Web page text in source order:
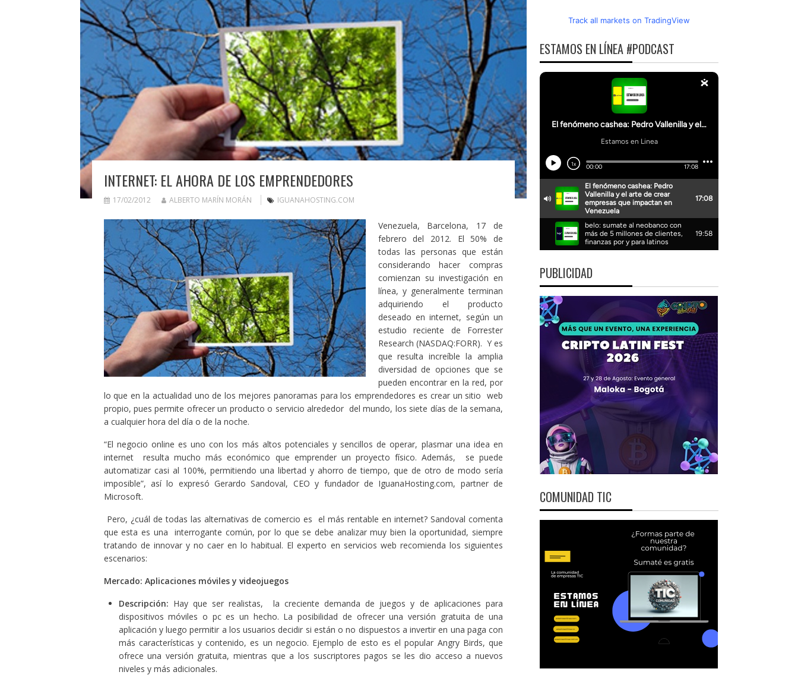
INTERNET: EL AHORA DE LOS EMPRENDEDORES
17/02/2012 ALBERTO MARÍN MORÁN IGUANAHOSTING.COM
Venezuela, Barcelona, 17 de
febrero del 2012. El 50% de
todas las personas que están
considerando hacer compras
comienzan su investigación en
línea, y generalmente terminan
adquiriendo el producto
deseado en internet, según un
estudio reciente de Forrester
Research (NASDAQ:FORR). Y es
que resulta increíble la amplia
diversidad de opciones que se
pueden encontrar en la red, por
lo que en la actualidad uno de los mejores panoramas para los emprendedores es crear un sitio web
propio, pues permite ofrecer un producto o servicio alrededor del mundo, los siete días de la semana,
a cualquier hora del día o de la noche.
“El negocio online es uno con los más altos potenciales y sencillos de operar, plasmar una idea en
internet resulta mucho más económico que emprender un proyecto físico. Además, se puede
automatizar casi al 100%, permitiendo una libertad y ahorro de tiempo, que de otro de modo sería
imposible”, así lo expresó Gerardo Sandoval, CEO y fundador de IguanaHosting.com, partner de
Microsoft.
Pero, ¿cuál de todas las alternativas de comercio es el más rentable en internet? Sandoval comenta
que esta es una interrogante común, por lo que se debe analizar muy bien la oportunidad, siempre
tratando de innovar y no caer en lo habitual. El experto en servicios web recomienda los siguientes
escenarios:
Mercado: Aplicaciones móviles y videojuegos
Descripción: Hay que ser realistas, la creciente demanda de juegos y de aplicaciones para
dispositivos móviles o pc es un hecho. La posibilidad de ofrecer una versión gratuita de una
aplicación y luego permitir a los usuarios decidir si están o no dispuestos a invertir en una paga con
más características y contenido, es un negocio. Ejemplo de esto es el popular Angry Birds, que
ofrece una versión gratuita, mientras que a los suscriptores pagos se les dio acceso a nuevos
niveles y más adicionales.
Track all markets on TradingView
ESTAMOS EN LÍNEA #PODCAST
PUBLICIDAD
COMUNIDAD TIC